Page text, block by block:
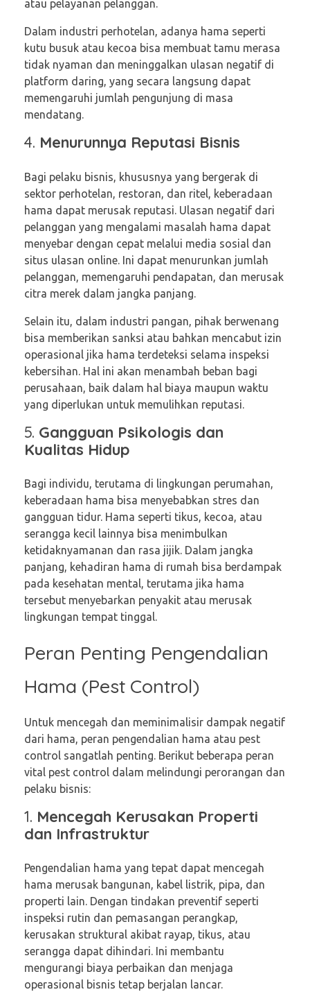
atau pelayanan pelanggan.
Dalam industri perhotelan, adanya hama seperti
kutu busuk atau kecoa bisa membuat tamu merasa
tidak nyaman dan meninggalkan ulasan negatif di
platform daring, yang secara langsung dapat
memengaruhi jumlah pengunjung di masa
mendatang.
4. Menurunnya Reputasi Bisnis
Bagi pelaku bisnis, khususnya yang bergerak di
sektor perhotelan, restoran, dan ritel, keberadaan
hama dapat merusak reputasi. Ulasan negatif dari
pelanggan yang mengalami masalah hama dapat
menyebar dengan cepat melalui media sosial dan
situs ulasan online. Ini dapat menurunkan jumlah
pelanggan, memengaruhi pendapatan, dan merusak
citra merek dalam jangka panjang.
Selain itu, dalam industri pangan, pihak berwenang
bisa memberikan sanksi atau bahkan mencabut izin
operasional jika hama terdeteksi selama inspeksi
kebersihan. Hal ini akan menambah beban bagi
perusahaan, baik dalam hal biaya maupun waktu
yang diperlukan untuk memulihkan reputasi.
5. Gangguan Psikologis dan
Kualitas Hidup
Bagi individu, terutama di lingkungan perumahan,
keberadaan hama bisa menyebabkan stres dan
gangguan tidur. Hama seperti tikus, kecoa, atau
serangga kecil lainnya bisa menimbulkan
ketidaknyamanan dan rasa jijik. Dalam jangka
panjang, kehadiran hama di rumah bisa berdampak
pada kesehatan mental, terutama jika hama
tersebut menyebarkan penyakit atau merusak
lingkungan tempat tinggal.
Peran Penting Pengendalian
Hama (Pest Control)
Untuk mencegah dan meminimalisir dampak negatif
dari hama, peran pengendalian hama atau pest
control sangatlah penting. Berikut beberapa peran
vital pest control dalam melindungi perorangan dan
pelaku bisnis:
1. Mencegah Kerusakan Properti
dan Infrastruktur
Pengendalian hama yang tepat dapat mencegah
hama merusak bangunan, kabel listrik, pipa, dan
properti lain. Dengan tindakan preventif seperti
inspeksi rutin dan pemasangan perangkap,
kerusakan struktural akibat rayap, tikus, atau
serangga dapat dihindari. Ini membantu
mengurangi biaya perbaikan dan menjaga
operasional bisnis tetap berjalan lancar.